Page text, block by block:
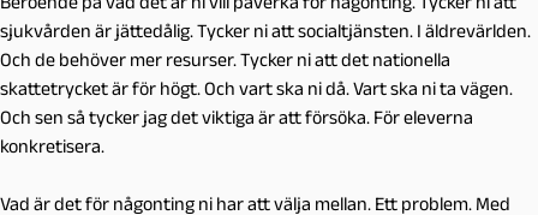
sjukvården är jättedålig. Tycker ni att socialtjänsten. I äldrevärlden.
Och de behöver mer resurser. Tycker ni att det nationella
skattetrycket är för högt. Och vart ska ni då. Vart ska ni ta vägen.
Och sen så tycker jag det viktiga är att försöka. För eleverna
konkretisera.
Vad är det för någonting ni har att välja mellan. Ett problem. Med